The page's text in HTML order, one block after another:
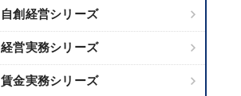
自創経営シリーズ
経営実務シリーズ
賃金実務シリーズ